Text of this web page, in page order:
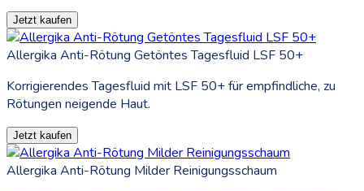
Jetzt kaufen
Allergika Anti-Rötung Getöntes Tagesfluid LSF 50+
Korrigierendes Tagesfluid mit LSF 50+ für empfindliche, zu
Rötungen neigende Haut.
Jetzt kaufen
Allergika Anti-Rötung Milder Reinigungsschaum